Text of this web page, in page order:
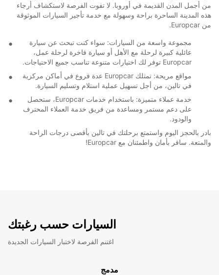
من أجمل المدن القديمة في أوروبا. لا تفوت الفرصة لاستكشاف أرجاء
هذه المدينة الساحرة براحة وسهولة مع خدمة تأجير السيارات الموثوقة
من Europcar.
مجموعة واسعة من السيارات: سواء كنت تبحث عن سيارة
عائلية كبيرة لرحلة مع الأهل أو سيارة فاخرة لرحلة عمل،
Europcar توفر لك اختيارات متنوعة تناسب جميع الاحتياجات.
مواقع مريحة: تمتلك Europcar عدة فروع في أماكن مركزية
في تالين، من أجل تسهيل عملية استلام وتسليم السيارة.
خدمة عملاء متميزة: باستخدام خدمات Europcar، ستحصل
على دعم مستمر ومساعدة من فريق خدمة العملاء المحترف
والودود.
بادر بالحجز اليوم واستمتع برحلتك في تالين بأقصى درجات الراحة
والمتعة. سافر بأمان واطمئنان مع Europcar!
السيارات حسب رغبتك
اغتنم الفرصة لاختبار السيارات الجديدة
مدمج